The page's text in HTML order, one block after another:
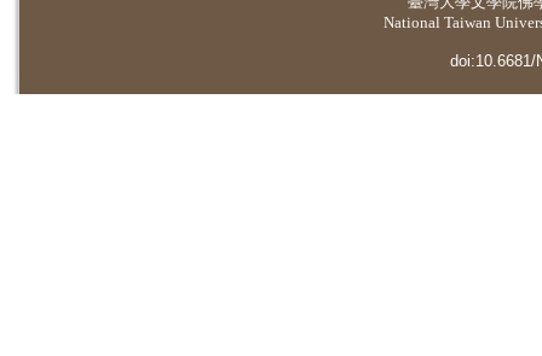
National Taiwan
doi:10.6681/